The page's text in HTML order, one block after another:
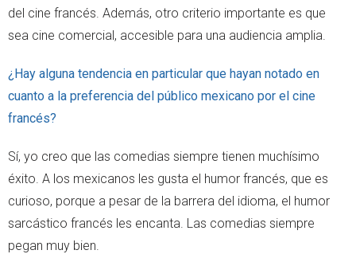
del cine francés. Además, otro criterio importante es que
sea cine comercial, accesible para una audiencia amplia.
¿Hay alguna tendencia en particular que hayan notado en
cuanto a la preferencia del público mexicano por el cine
francés?
Sí, yo creo que las comedias siempre tienen muchísimo
éxito. A los mexicanos les gusta el humor francés, que es
curioso, porque a pesar de la barrera del idioma, el humor
sarcástico francés les encanta. Las comedias siempre
pegan muy bien.